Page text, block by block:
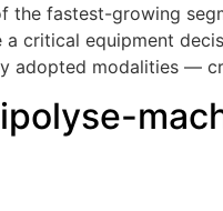
the fastest-growing
a critical equipment
adopted modalities —